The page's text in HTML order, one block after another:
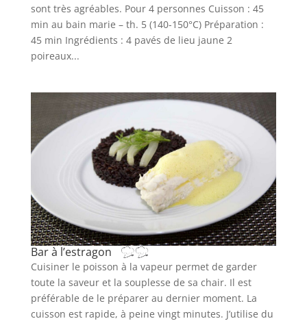
sont très agréables. Pour 4 personnes Cuisson : 45
min au bain marie – th. 5 (140-150°C) Préparation :
45 min Ingrédients : 4 pavés de lieu jaune 2
poireaux...
Bar à l’estragon
Cuisiner le poisson à la vapeur permet de garder
toute la saveur et la souplesse de sa chair. Il est
préférable de le préparer au dernier moment. La
cuisson est rapide, à peine vingt minutes. J’utilise du